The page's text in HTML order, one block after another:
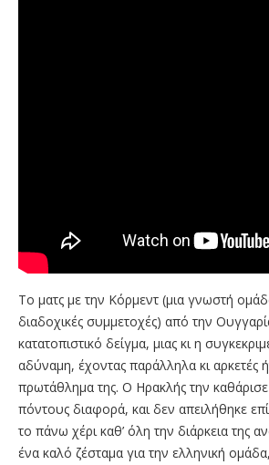
Το ματς με την Κόρμεντ (μια γνωστή
διαδοχικές συμμετοχές) από την
κατατοπιστικό δείγμα, μιας κι η
αδύναμη, έχοντας παράλληλα κι αρκετές
πρωτάθλημα της. Ο Ηρακλής την
πόντους διαφορά, και δεν απειλήθηκε
το πάνω χέρι καθ’ όλη την διάρκεια της
ένα καλό ζέσταμα για την ελληνική